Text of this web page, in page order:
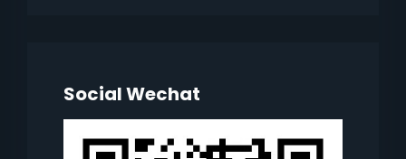
Social Wechat